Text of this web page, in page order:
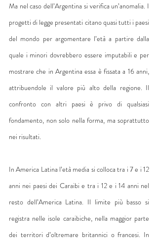
Ma nel caso dell’Argentina si verifica un’anomalia. I
progetti di legge presentati citano quasi tutti i paesi
del mondo per argomentare l’età a partire dalla
quale i minori dovrebbero essere imputabili e per
mostrare che in Argentina essa è fissata a 16 anni,
attribuendole il valore più alto della regione. Il
confronto con altri paesi è privo di qualsiasi
fondamento, non solo nella forma, ma soprattutto
nei risultati.
In America Latina l’età media si colloca tra i 7 e i 12
anni nei paesi dei Caraibi e tra i 12 e i 14 anni nel
resto dell’America Latina. Il limite più basso si
registra nelle isole caraibiche, nella maggior parte
dei territori d’oltremare britannici o francesi. In